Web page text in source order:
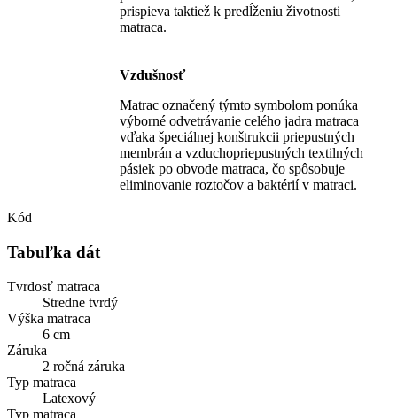
prispieva taktiež k predĺženiu životnosti
matraca.
Vzdušnosť
Matrac označený týmto symbolom ponúka
výborné odvetrávanie celého jadra matraca
vďaka špeciálnej konštrukcii priepustných
membrán a vzduchopriepustných textilných
pásiek po obvode matraca, čo spôsobuje
eliminovanie roztočov a baktérií v matraci.
Kód
Tabuľka dát
Tvrdosť matraca
Stredne tvrdý
Výška matraca
6 cm
Záruka
2 ročná záruka
Typ matraca
Latexový
Typ matraca